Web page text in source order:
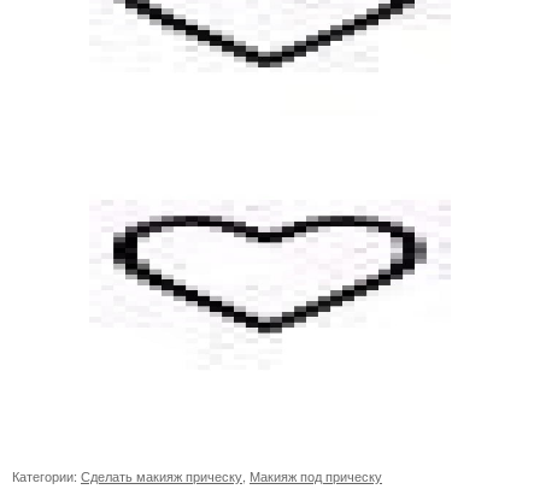
Категории: Сделать макияж прическу Макияж под прическу